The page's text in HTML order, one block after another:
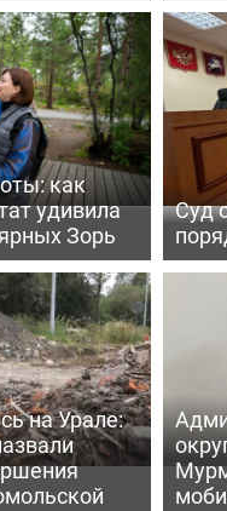
как
удивила
Зорь
Суд
на Урале: